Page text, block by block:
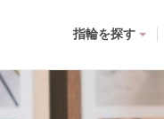
指輪を探す